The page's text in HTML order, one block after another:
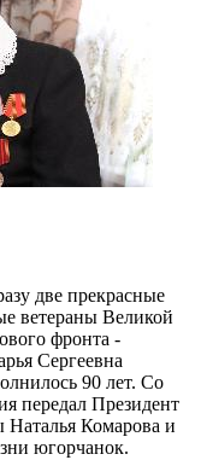
две прекрасные
ветераны Великой
фронта -
Сергеевна
90 лет. Со
передал Президент
Комарова и
югорчанок.